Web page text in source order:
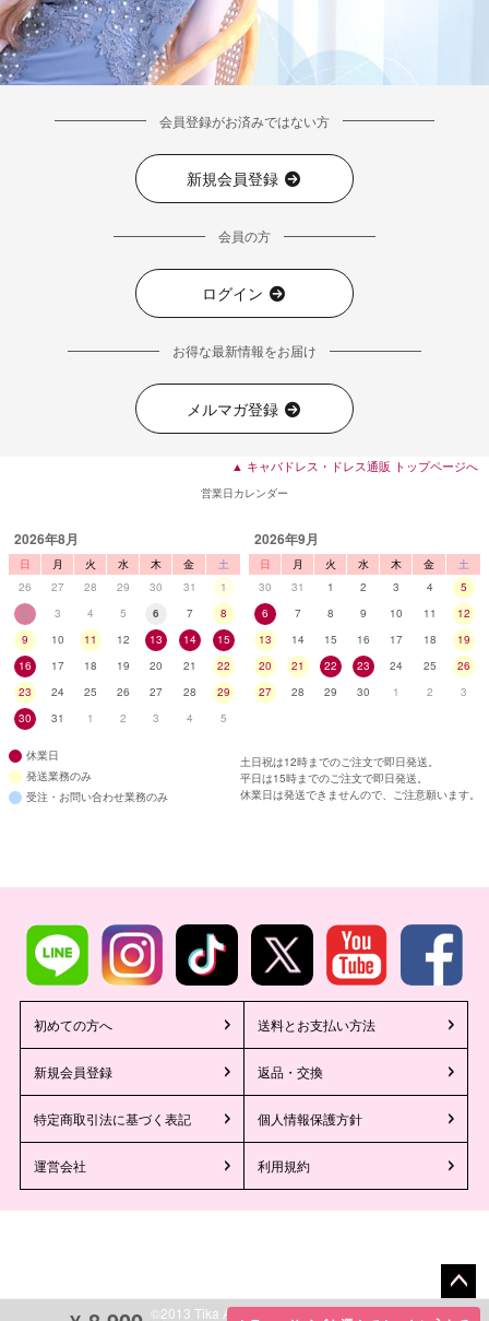
会員登録がお済みではない方
新規会員登録
会員の方
ログイン
お得な最新情報をお届け
メルマガ登録
▲ キャバドレス・ドレス通販 トップページへ
営業日カレンダー
2026年8月
日 月 火 水 木 金
土
26
27 28 29 30 31
1
2
3 4 5 6 7
8
9
10 11 12 13 14
15
16
17 18 19 20 21
22
23
24 25 26 27 28
29
30
31 1 2 3 4 5
2026年9月
日 月 火 水 木 金
土
30
31 1 2 3 4
5
6
7 8 9 10 11
12
13
14 15 16 17 18
19
20
21 22 23 24 25
26
27
28 29 30 1 2 3
休業日
発送業務のみ
受注・お問い合わせ業務のみ
土日祝は12時までのご注文で即日発送。
平日は15時までのご注文で即日発送。
休業日は発送できませんので、ご注意願います。
初めての方へ 送料とお支払い方法
新規会員登録 返品・交換
特定商取引法に基づく表記 個人情報保護方針
運営会社 利用規約
ペー
©2013 Tika All Rights reserved.